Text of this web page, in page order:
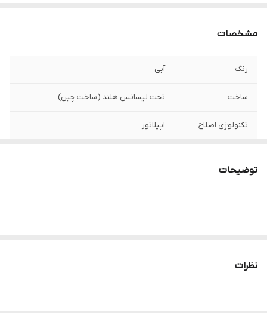
مشخصات
رنگ آبی
ساخت تحت لیسانس هلند (ساخت چین)
تکنولوژی اصلاح اپیلاتور
محتویات جعبه
توضیحات
نظرات